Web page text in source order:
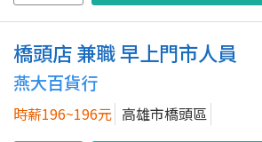
橋頭店 兼職 早上門市人員
燕大百貨行
時薪196~196元 高雄市橋頭區